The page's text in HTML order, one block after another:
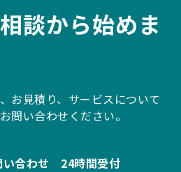
談から始めま
お見積り、サービスについて
問い合わせください。
い合わせ 24時間受付